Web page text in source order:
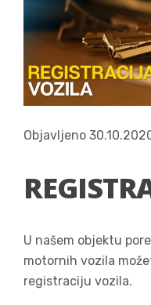
Objavljeno
U našem objektu
motornih vozila
registraciju vozila.